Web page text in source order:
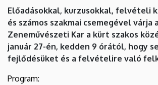
Előadásokkal, kurzusokkal, felvételi
és számos szakmai csemegével várja
Zeneművészeti Kar a kürt szakos
január 27-én, kedden 9 órától, hogy
fejlődésüket és a felvételire való
Program: